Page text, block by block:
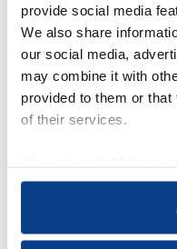
provide social media
We also share
our social media,
may combine it with
provided to them or
of their services.
process your
Telefoonnummer
Je bericht *